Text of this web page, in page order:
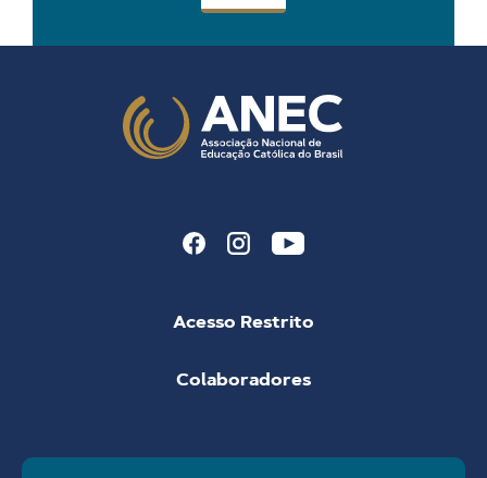
Acesso Restrito
Colaboradores